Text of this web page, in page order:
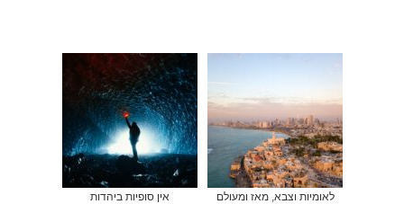
לאומיות וצבא, מאז ומעולם אין סופיות ביהדות